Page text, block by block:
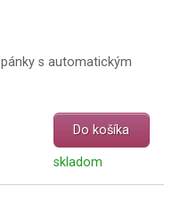
s automatickým
Do košíka
skladom